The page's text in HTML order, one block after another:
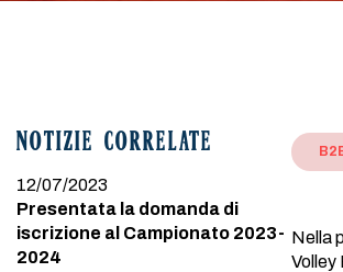
NOTIZIE CORRELATE
12/07/2023
Presentata la domanda di
iscrizione al Campionato 2023-
2024
Nella
Volley